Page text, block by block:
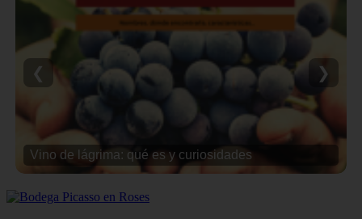
Vino de lágrima: qué es y curiosidades
❮ ❯